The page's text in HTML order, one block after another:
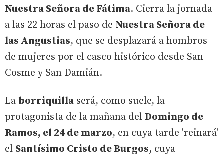
Nuestra Señora de Fátima. Cierra la jornada
a las 22 horas el paso de Nuestra Señora de
las Angustias, que se desplazará a hombros
de mujeres por el casco histórico desde San
Cosme y San Damián.
La borriquilla será, como suele, la
protagonista de la mañana del Domingo de
Ramos, el 24 de marzo, en cuya tarde 'reinará'
el Santísimo Cristo de Burgos, cuya